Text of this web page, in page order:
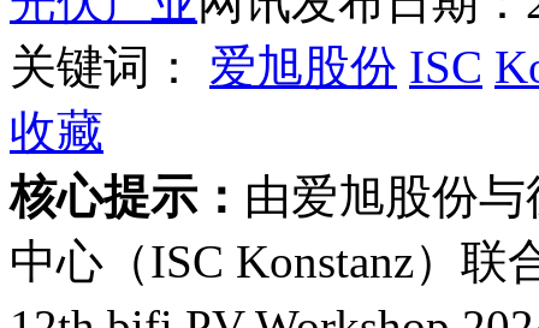
关键词： 爱旭股份 ISC
收藏
核心提示： 由爱旭股份
中心（ISC Konstanz）